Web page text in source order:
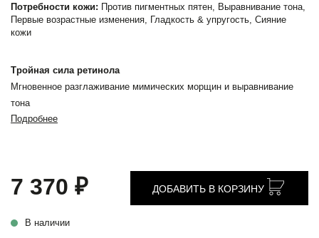
Потребности кожи: Против пигментных пятен, Выравнивание тона,
Первые возрастные изменения, Гладкость & упругость, Сияние
кожи
Тройная сила ретинола
Мгновенное разглаживание мимических морщин и выравнивание
тона
Подробнее
7 370 ₽
В наличии
ДОБАВИТЬ В КОРЗИНУ